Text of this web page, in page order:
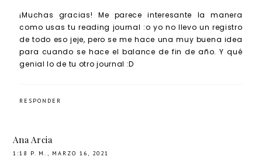
¡Muchas gracias! Me parece interesante la manera
como usas tu reading journal :o yo no llevo un registro
de todo eso jeje, pero se me hace una muy buena idea
para cuando se hace el balance de fin de año. Y qué
genial lo de tu otro journal :D
RESPONDER
Ana Arcia
1:18 P. M., MARZO 16, 2021